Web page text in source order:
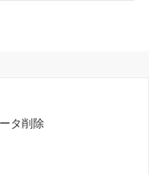
タ削除